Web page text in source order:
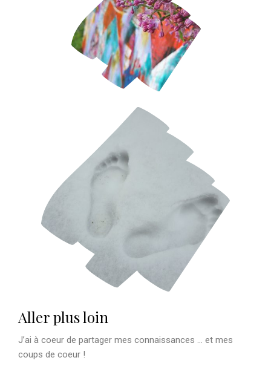
Aller plus loin
J’ai à coeur de partager mes connaissances … et mes
coups de coeur !